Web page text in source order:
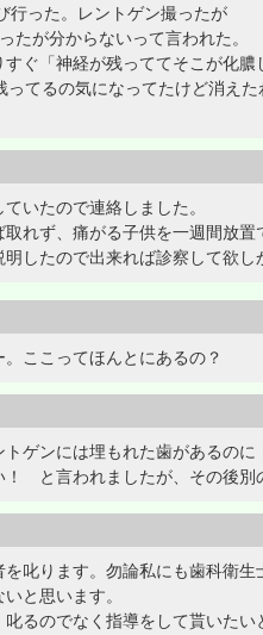
行った。レントゲン撮ったが
たが分からないって言われた。
ぐ「神経が残っててそこが化
てるの気になってたけど消えた
いたので連絡しました。
れず、痛がる子供を一週間放置
したので出来れば診察して欲し
ここってほんとにあるの？
ゲンには埋もれた歯があるの
と言われましたが、その後別
叱ります。勿論私にも歯科衛
と思います。
るのでなく指導をして貰いたい